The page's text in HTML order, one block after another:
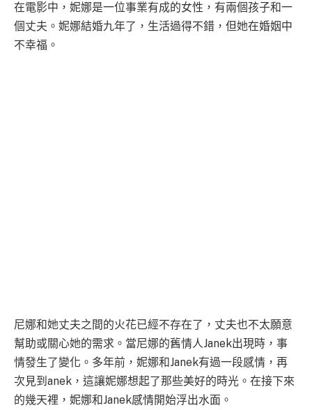
在電影中，妮娜是一位事業有成的女性，有兩個孩子和一
個丈夫。妮娜結婚九年了，生活過得不錯，但她在婚姻中
不幸福。
尼娜和她丈夫之間的火花已經不存在了，丈夫也不太願意
幫助或關心她的需求。當尼娜的舊情人Janek出現時，事
情發生了變化。多年前，妮娜和Janek有過一段感情，再
次見到anek，這讓妮娜想起了那些美好的時光。在接下來
的幾天裡，妮娜和Janek感情開始浮出水面。